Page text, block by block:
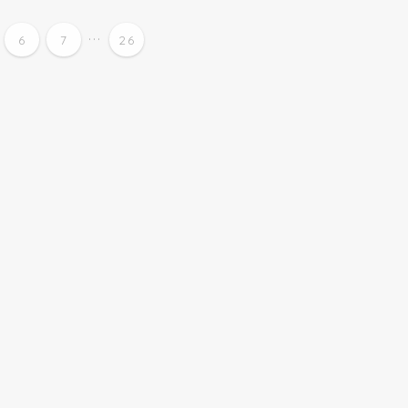
6 7 ... 26